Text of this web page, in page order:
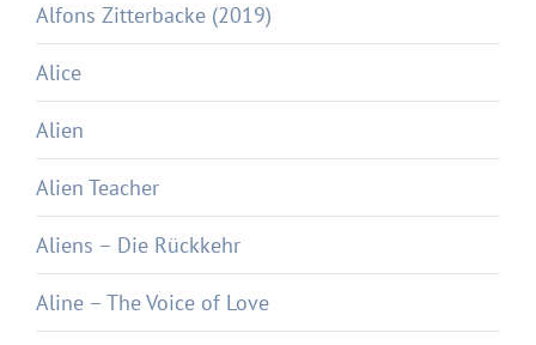
Alfons Zitterbacke (2019)
Alice
Alien
Alien Teacher
Aliens – Die Rückkehr
Aline – The Voice of Love